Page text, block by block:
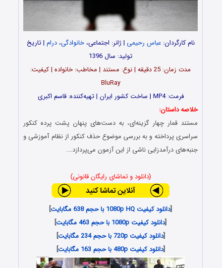
نام کارگردان:عباس رحیمی | ژانر: اجتماعی،خانوادگی،درام | تاریخ
تولید: سال 1396
مدت‌‌ زمان: 25 دقیقه | نوع: مستند | مخاطب: خانواده | کیفیت:
BluRay
فرمت: MP4 | ساخت کشور ایران | تهیه‌کننده: قاسم اکبری
خلاصه داستان:
مستند قمار چهار گزینه‌ای، به دست‌های پنهان پشت پرده کنکور
سراسری پرداخته و به بررسی موضوع حذف کنکور از نظام آموزشی و
جنبه‌های درآمدزایی ناشی از این آزمون می‌پردازد….
(دانلود و تماشای رایگان قانونی)
[دانلود کیفیت 1080p HQ با حجم 638 مگابایت
]
[دانلود کیفیت 1080p با حجم 463 مگابایت
]
[دانلود کیفیت 720p با حجم 234 مگابایت
]
[دانلود کیفیت 480p با حجم 163 مگابایت ]